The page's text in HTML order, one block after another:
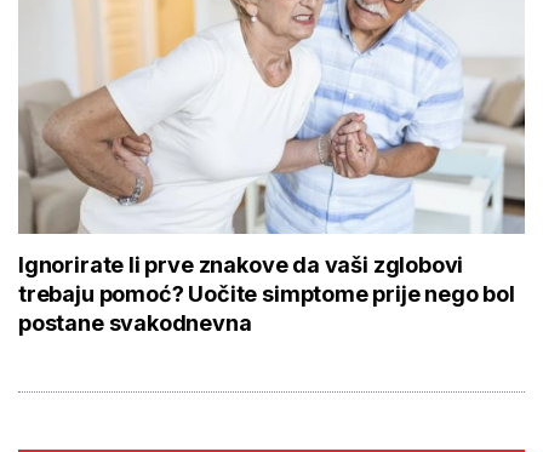
Ignorirate li prve znakove da vaši zglobovi
trebaju pomoć? Uočite simptome prije nego bol
postane svakodnevna